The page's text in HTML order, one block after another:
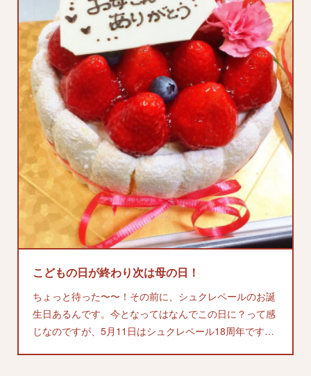
こどもの日が終わり次は母の日！
ちょっと待った〜〜！その前に、シュクレペールのお誕
生日あるんです。今となってはなんでこの日に？って感
じなのですが、5月11日はシュクレペール18周年です…